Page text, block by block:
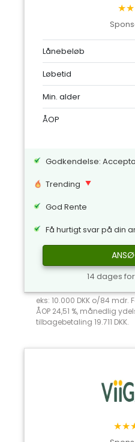
Lånebeløb
Løbetid
Min. alder
ÅOP
Godkendelse:
Trending
God Rente
Få hurtigt svar på din
14 dages
eks: 10.000 DKK o/84 mdr.
ÅOP 24,51 %, månedlig
tilbagebetaling 19.711 DKK.